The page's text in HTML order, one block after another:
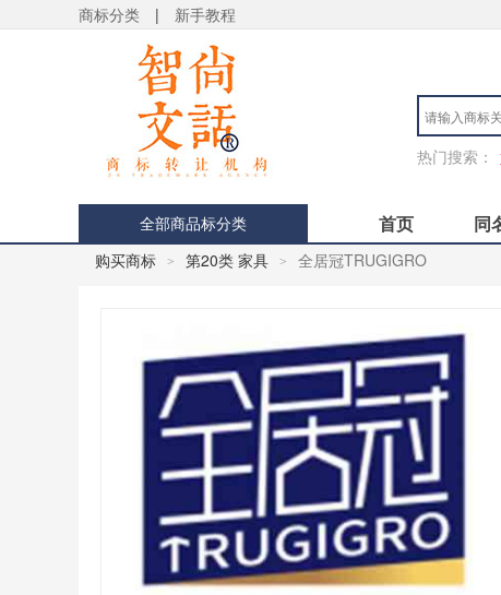
商标分类 | 新手教程
热门搜索：
全部商品标分类 首页 同
购买商标 > 第20类 家具 > 全居冠TRUGIGRO